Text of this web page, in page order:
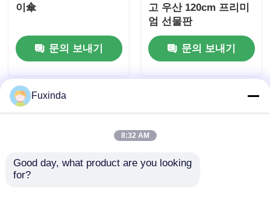
이傘
문의 보내기
고 우산 120cm 프리미
엄 선물판
문의 보내기
Fuxinda
8:32 AM
Good day, what product are you looking
for?